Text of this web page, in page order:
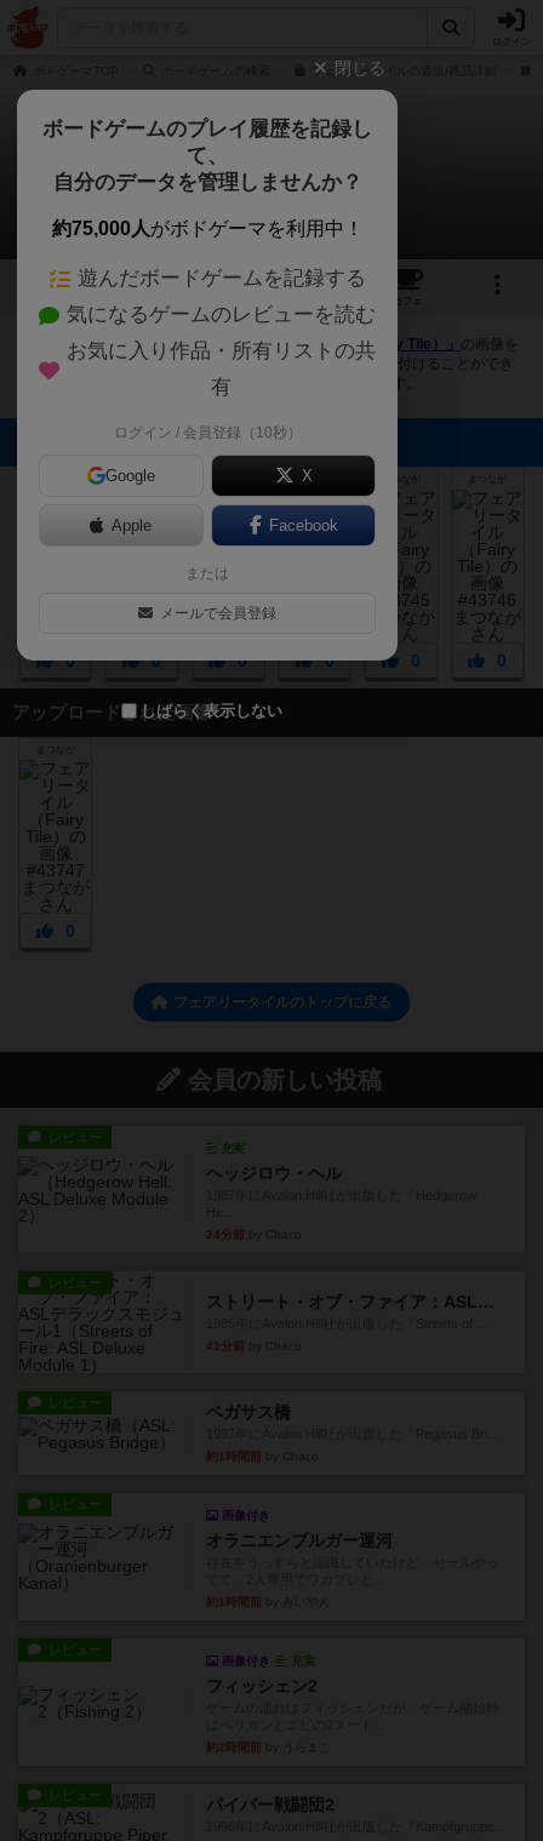
フェアリータイルの通販/商品詳細
フェアリータイル
7件の画像
7 4
カフェ
ボドゲーマにログインすると、 「フェアリータイル（Fairy Tile）」 の画像を
アップロード出来たり、他のユーザーの投稿画像に評価を付けることができ
ます。また、トップ6の画像は様々なページで表示されます。
トップに表示される画像
0
まつなが
0 0
まつなが
0 0
まつなが
0
アップロードされた画像
まつなが
0
フェアリータイルのトップに戻る
会員の新しい投稿
レビュー
充実
ヘッジロウ・ヘル
24分前
レビュー
ストリート・オブ・ファイア：ASLデラックスモジュール1
41分前
レビュー ペガサス橋
約1時間前
レビュー
画像付き
オラニエンブルガー運河
約1時間前
レビュー
画像付き 充実
フィッシェン2
約2時間前
レビュー パイパー戦闘団2
閉じる
ボードゲームのプレイ履歴を記録し
て、
自分のデータを管理しませんか？
約75,000人がボドゲーマを利用中！
遊んだボードゲームを記録する
気になるゲームのレビューを読む
お気に入り作品・所有リストの共
有
ログイン / 会員登録（10秒）
Google X
Apple Facebook
または
メールで会員登録
しばらく表示しない